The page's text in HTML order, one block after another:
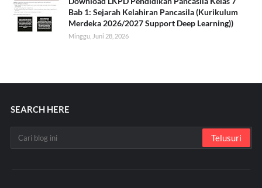
Bab 1: Sejarah Kelahiran Pancasila (Kurikulum
Merdeka 2026/2027 Support Deep Learning))
Minggu, Juni 28, 2026
SEARCH HERE